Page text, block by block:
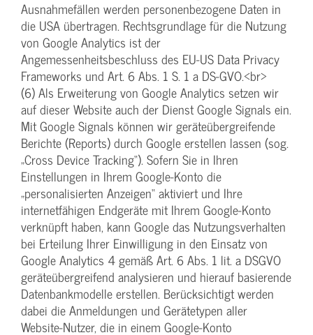
Ausnahmefällen werden personenbezogene Daten in
die USA übertragen. Rechtsgrundlage für die Nutzung
von Google Analytics ist der
Angemessenheitsbeschluss des EU-US Data Privacy
Frameworks und Art. 6 Abs. 1 S. 1 a DS-GVO.<br>
(6) Als Erweiterung von Google Analytics setzen wir
auf dieser Website auch der Dienst Google Signals ein.
Mit Google Signals können wir geräteübergreifende
Berichte (Reports) durch Google erstellen lassen (sog.
„Cross Device Tracking“). Sofern Sie in Ihren
Einstellungen in Ihrem Google-Konto die
„personalisierten Anzeigen“ aktiviert und Ihre
internetfähigen Endgeräte mit Ihrem Google-Konto
verknüpft haben, kann Google das Nutzungsverhalten
bei Erteilung Ihrer Einwilligung in den Einsatz von
Google Analytics 4 gemäß Art. 6 Abs. 1 lit. a DSGVO
geräteübergreifend analysieren und hierauf basierende
Datenbankmodelle erstellen. Berücksichtigt werden
dabei die Anmeldungen und Gerätetypen aller
Website-Nutzer, die in einem Google-Konto